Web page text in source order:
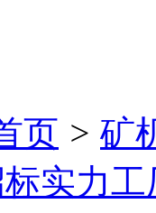
页 > 矿
实力工